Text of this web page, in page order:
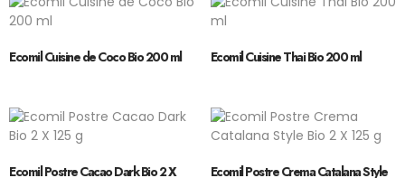
Ecomil Cuisine de Coco Bio 200 ml Ecomil Cuisine Thai Bio 200 ml
Ecomil Postre Cacao Dark Bio 2 X
Ecomil Postre Crema Catalana Style